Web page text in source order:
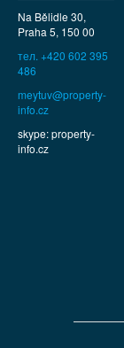
Na Bělidle 30,
Praha 5, 150 00
тел. +420 602 395
486
meytuv@property-
info.cz
skype: property-
info.cz